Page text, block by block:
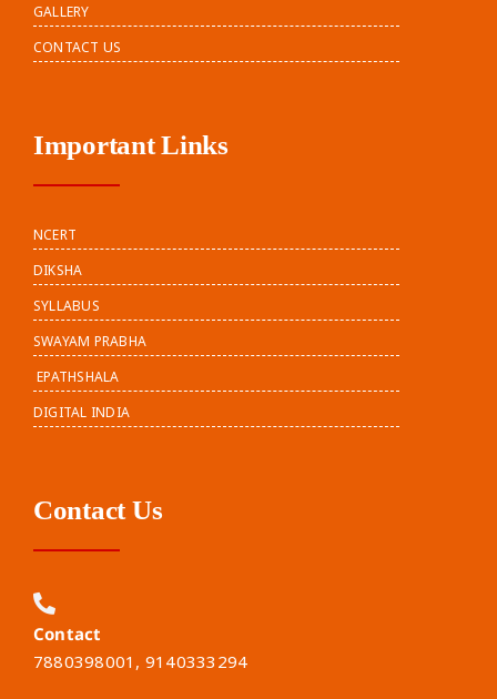
GALLERY
CONTACT US
Important Links
NCERT
DIKSHA
SYLLABUS
SWAYAM PRABHA
EPATHSHALA
DIGITAL INDIA
Contact Us
Contact
7880398001, 9140333294